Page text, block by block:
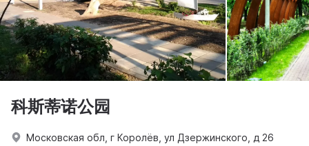
科斯蒂诺公园
Московская обл, г Королёв, ул Дзержинского, д 26